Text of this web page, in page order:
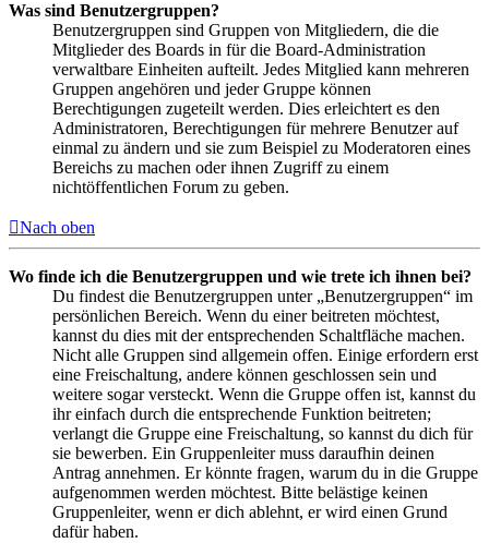
Was sind Benutzergruppen?
Benutzergruppen sind Gruppen von Mitgliedern, die die
Mitglieder des Boards in für die Board-Administration
verwaltbare Einheiten aufteilt. Jedes Mitglied kann mehreren
Gruppen angehören und jeder Gruppe können
Berechtigungen zugeteilt werden. Dies erleichtert es den
Administratoren, Berechtigungen für mehrere Benutzer auf
einmal zu ändern und sie zum Beispiel zu Moderatoren eines
Bereichs zu machen oder ihnen Zugriff zu einem
nichtöffentlichen Forum zu geben.
Nach oben
Wo finde ich die Benutzergruppen und wie trete ich ihnen bei?
Du findest die Benutzergruppen unter „Benutzergruppen“ im
persönlichen Bereich. Wenn du einer beitreten möchtest,
kannst du dies mit der entsprechenden Schaltfläche machen.
Nicht alle Gruppen sind allgemein offen. Einige erfordern erst
eine Freischaltung, andere können geschlossen sein und
weitere sogar versteckt. Wenn die Gruppe offen ist, kannst du
ihr einfach durch die entsprechende Funktion beitreten;
verlangt die Gruppe eine Freischaltung, so kannst du dich für
sie bewerben. Ein Gruppenleiter muss daraufhin deinen
Antrag annehmen. Er könnte fragen, warum du in die Gruppe
aufgenommen werden möchtest. Bitte belästige keinen
Gruppenleiter, wenn er dich ablehnt, er wird einen Grund
dafür haben.